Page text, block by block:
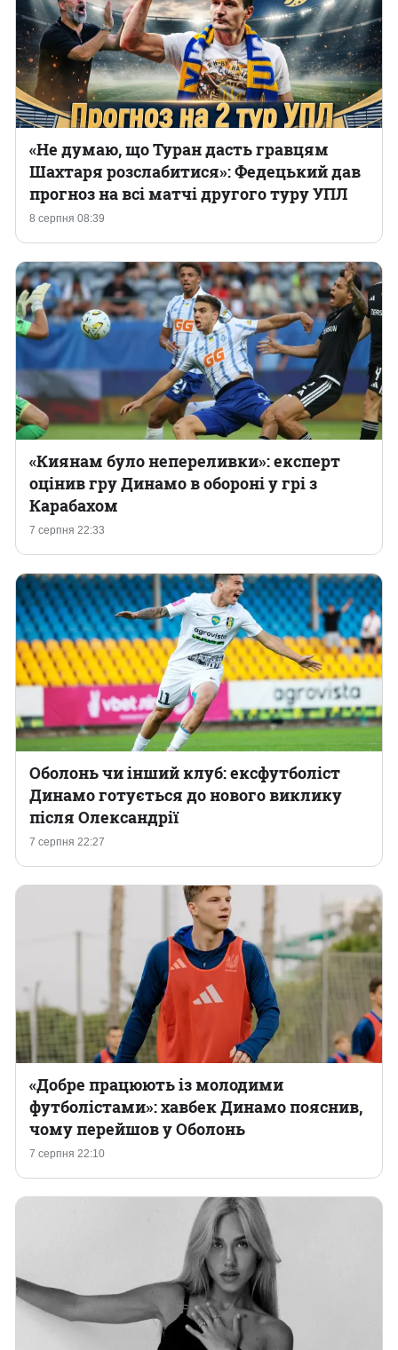
8 серпня 08:39
«Не думаю, що Туран дасть гравцям
Шахтаря розслабитися»: Федецький дав
прогноз на всі матчі другого туру УПЛ
7 серпня 22:33
«Киянам було непереливки»: експерт
оцінив гру Динамо в обороні у грі з
Карабахом
7 серпня 22:27
Оболонь чи інший клуб: ексфутболіст
Динамо готується до нового виклику
після Олександрії
7 серпня 22:10
«Добре працюють із молодими
футболістами»: хавбек Динамо пояснив,
чому перейшов у Оболонь